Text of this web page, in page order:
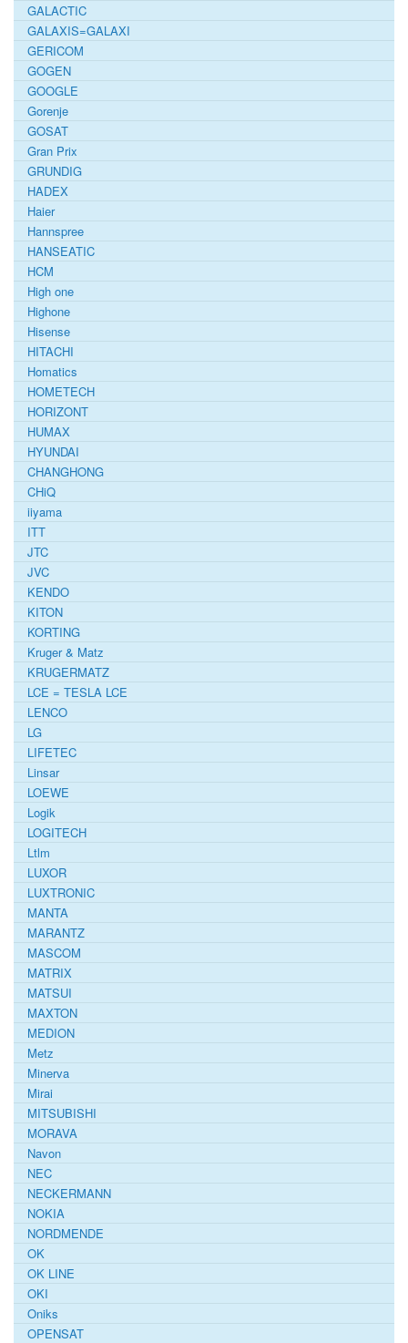
GALACTIC
GALAXIS=GALAXI
GERICOM
GOGEN
GOOGLE
Gorenje
GOSAT
Gran Prix
GRUNDIG
HADEX
Haier
Hannspree
HANSEATIC
HCM
High one
Highone
Hisense
HITACHI
Homatics
HOMETECH
HORIZONT
HUMAX
HYUNDAI
CHANGHONG
CHiQ
iiyama
ITT
JTC
JVC
KENDO
KITON
KORTING
Kruger & Matz
KRUGERMATZ
LCE = TESLA LCE
LENCO
LG
LIFETEC
Linsar
LOEWE
Logik
LOGITECH
Ltlm
LUXOR
LUXTRONIC
MANTA
MARANTZ
MASCOM
MATRIX
MATSUI
MAXTON
MEDION
Metz
Minerva
Mirai
MITSUBISHI
MORAVA
Navon
NEC
NECKERMANN
NOKIA
NORDMENDE
OK
OK LINE
OKI
Oniks
OPENSAT